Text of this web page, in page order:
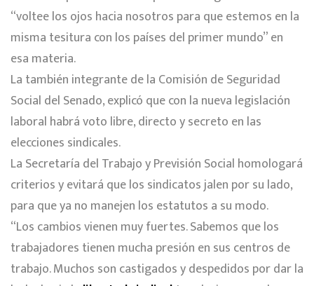
“voltee los ojos hacia nosotros para que estemos en la
misma tesitura con los países del primer mundo” en
esa materia.
La también integrante de la Comisión de Seguridad
Social del Senado, explicó que con la nueva legislación
laboral habrá voto libre, directo y secreto en las
elecciones sindicales.
La Secretaría del Trabajo y Previsión Social homologará
criterios y evitará que los sindicatos jalen por su lado,
para que ya no manejen los estatutos a su modo.
“Los cambios vienen muy fuertes. Sabemos que los
trabajadores tienen mucha presión en sus centros de
trabajo. Muchos son castigados y despedidos por dar la